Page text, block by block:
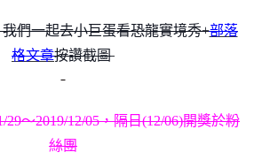
們一起去小巨蛋看恐龍實境秀+部落
格文章按讚截圖
29～2019/12/05，隔日(12/06)開獎於粉
絲團